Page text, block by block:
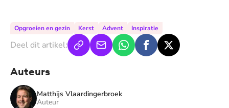
Opgroeien en gezin Kerst Advent Inspiratie
Deel dit artikel:
Auteurs
Matthijs Vlaardingerbroek
Auteur